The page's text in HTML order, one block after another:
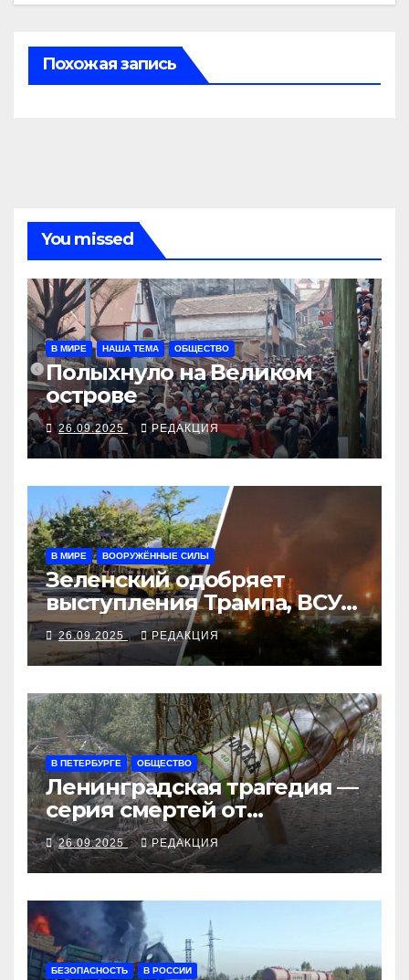
Похожая запись
You missed
В МИРЕ НАША ТЕМА ОБЩЕСТВО
Полыхнуло на Великом
острове
26.09.2025 РЕДАКЦИЯ
В МИРЕ ВООРУЖЁННЫЕ СИЛЫ
Зеленский одобряет
выступления Трампа, ВСУ
закрыли Добропольский
рубеж
26.09.2025 РЕДАКЦИЯ
В ПЕТЕРБУРГЕ ОБЩЕСТВО
Ленинградская трагедия —
серия смертей от
алкосуррогата
26.09.2025 РЕДАКЦИЯ
БЕЗОПАСНОСТЬ В РОССИИ